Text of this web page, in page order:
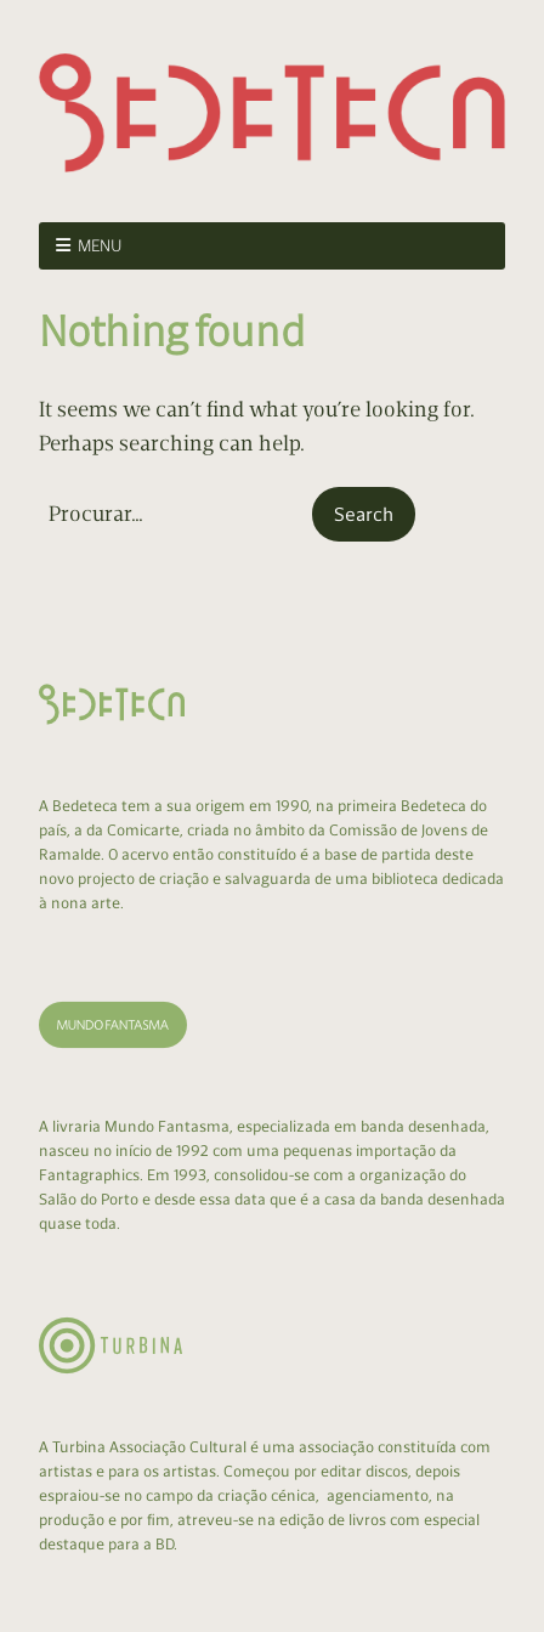
MENU
Nothing found
It seems we can’t find what you’re looking for.
Perhaps searching can help.
A Bedeteca tem a sua origem em 1990, na primeira Bedeteca do
país, a da Comicarte, criada no âmbito da Comissão de Jovens de
Ramalde. O acervo então constituído é a base de partida deste
novo projecto de criação e salvaguarda de uma biblioteca dedicada
à nona arte.
A livraria Mundo Fantasma, especializada em banda desenhada,
nasceu no início de 1992 com uma pequenas importação da
Fantagraphics. Em 1993, consolidou-se com a organização do
Salão do Porto e desde essa data que é a casa da banda desenhada
quase toda.
A Turbina Associação Cultural é uma associação constituída com
artistas e para os artistas. Começou por editar discos, depois
espraiou-se no campo da criação cénica, agenciamento, na
produção e por fim, atreveu-se na edição de livros com especial
destaque para a BD.